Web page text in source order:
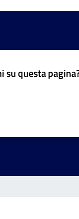
su questa